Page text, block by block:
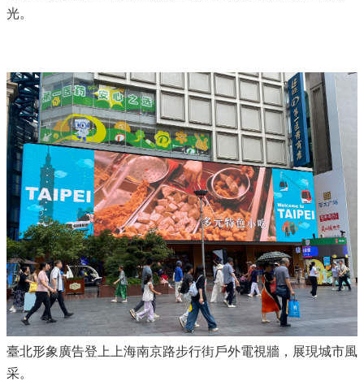
光。
臺北形象廣告登上上海南京路步行街戶外電視牆，展現城市風
采。